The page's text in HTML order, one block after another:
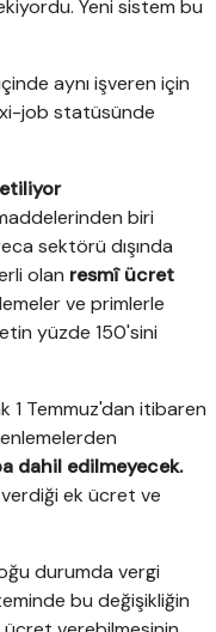
Yeni sistem bu
aynı işveren için
job statüsünde
biri
sektörü dışında
olan resmî ücret
ve primlerle
yüzde 150'sini
1 Temmuz'dan itibaren
dahil edilmeyecek.
ek ücret ve
durumda vergi
bu değişikliğin